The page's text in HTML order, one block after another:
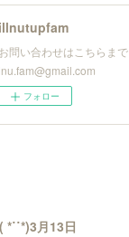
illnutupfam
お問い合わせはこちらまで
フォロー
月13日